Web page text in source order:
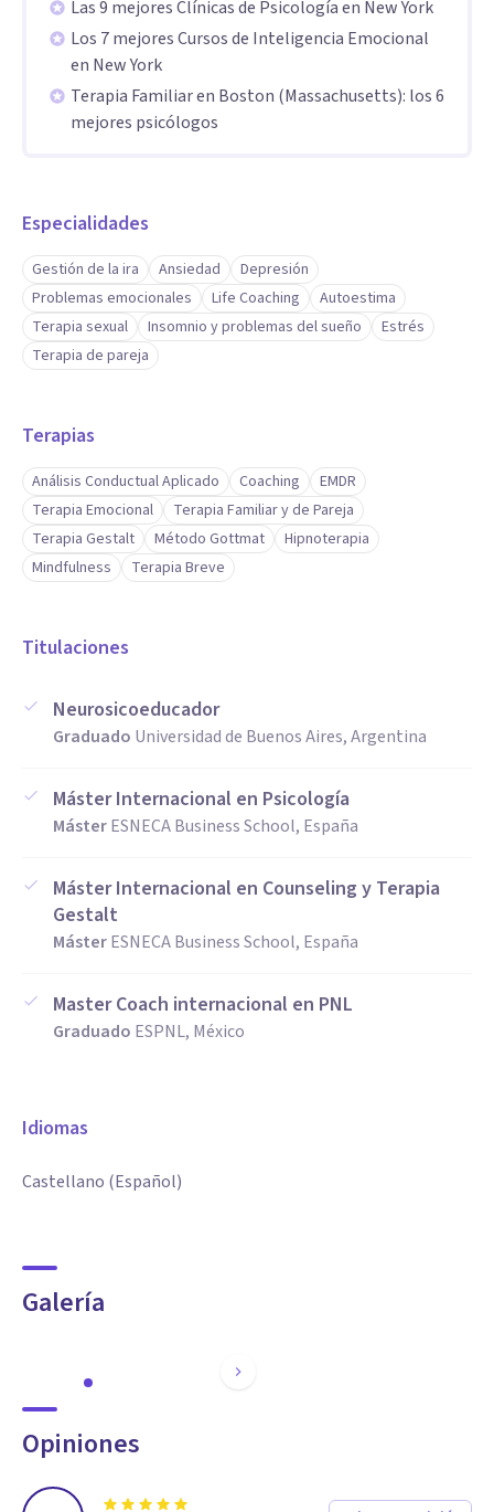
Las 9 mejores Clínicas de Psicología en New York
Los 7 mejores Cursos de Inteligencia Emocional
en New York
Terapia Familiar en Boston (Massachusetts): los 6
mejores psicólogos
Especialidades
Gestión de la ira Ansiedad
Depresión
Problemas emocionales
Life Coaching
Autoestima
Terapia sexual
Insomnio y problemas del sueño
Estrés
Terapia de pareja
Terapias
Análisis Conductual Aplicado Coaching
EMDR
Terapia Emocional
Terapia Familiar y de Pareja
Terapia Gestalt
Método Gottmat
Hipnoterapia
Mindfulness
Terapia Breve
Titulaciones
Neurosicoeducador
Graduado Universidad de Buenos Aires, Argentina
Máster Internacional en Psicología
MásterESNECA Business School, España
Máster Internacional en Counseling y Terapia
Gestalt
MásterESNECA Business School, España
Master Coach internacional en PNL
Graduado ESPNL, México
Idiomas
Castellano (Español)
Galería
Opiniones